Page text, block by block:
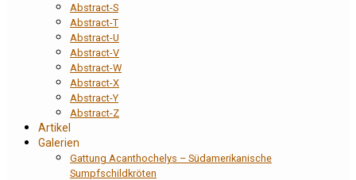
Abstract-S
Abstract-T
Abstract-U
Abstract-V
Abstract-W
Abstract-X
Abstract-Y
Abstract-Z
Artikel
Galerien
Gattung Acanthochelys – Südamerikanische
Sumpfschildkröten